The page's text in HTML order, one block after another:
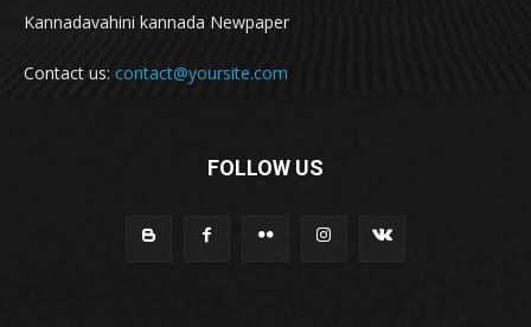
Kannadavahini kannada Newpaper
Contact us: contact@yoursite.com
FOLLOW US